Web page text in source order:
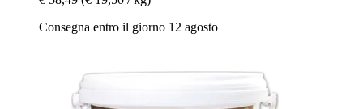
Consegna entro il giorno 12 agosto